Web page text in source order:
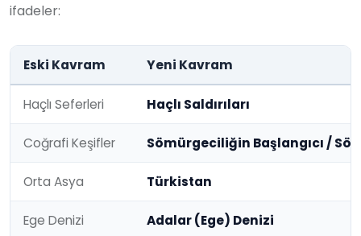
ifadeler:
Eski Kavram Yeni Kavram
Haçlı Seferleri Haçlı Saldırıları
Coğrafi Keşifler Sömürgeciliğin Başlangıcı /
Orta Asya Türkistan
Ege Denizi Adalar (Ege) Denizi